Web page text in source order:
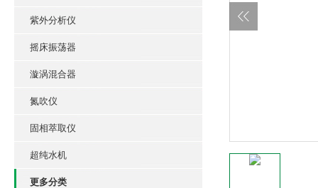
紫外分析仪
摇床振荡器
漩涡混合器
氮吹仪
固相萃取仪
超纯水机
更多分类